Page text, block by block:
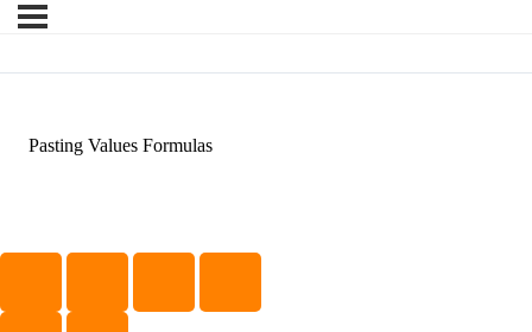
Pasting Values Formulas